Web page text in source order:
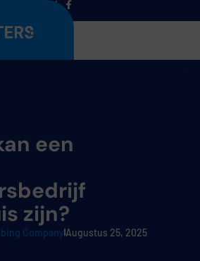
Menu
een
zijn?
CompanyAugustus 25, 2025